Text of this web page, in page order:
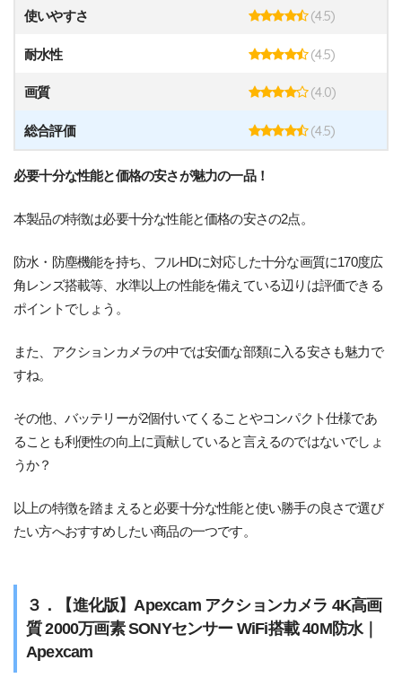
使いやすさ (4.5)
耐水性 (4.5)
画質 (4.0)
総合評価 (4.5)
必要十分な性能と価格の安さが魅力の一品！
本製品の特徴は必要十分な性能と価格の安さの2点。
防水・防塵機能を持ち、フルHDに対応した十分な画質に170度広
角レンズ搭載等、水準以上の性能を備えている辺りは評価できる
ポイントでしょう。
また、アクションカメラの中では安価な部類に入る安さも魅力で
すね。
その他、バッテリーが2個付いてくることやコンパクト仕様であ
ることも利便性の向上に貢献していると言えるのではないでしょ
うか？
以上の特徴を踏まえると必要十分な性能と使い勝手の良さで選び
たい方へおすすめしたい商品の一つです。
３．【進化版】Apexcam アクションカメラ 4K高画
質 2000万画素 SONYセンサー WiFi搭載 40M防水｜
Apexcam